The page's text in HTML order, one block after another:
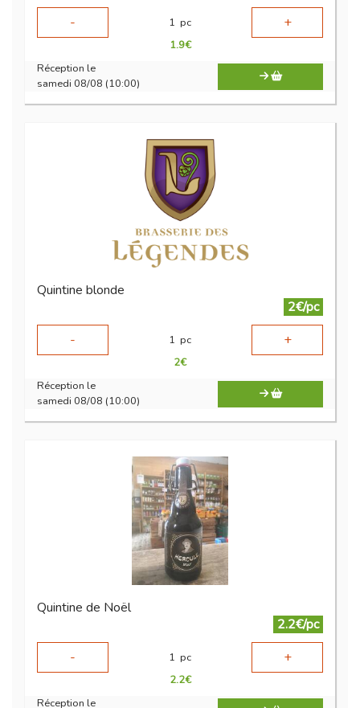
-
1 pc +
1.9€
Réception le
samedi 08/08 (10:00)
Quintine blonde
2€/pc
-
1 pc +
2€
Réception le
samedi 08/08 (10:00)
Quintine de Noël
2.2€/pc
-
1 pc +
2.2€
Réception le